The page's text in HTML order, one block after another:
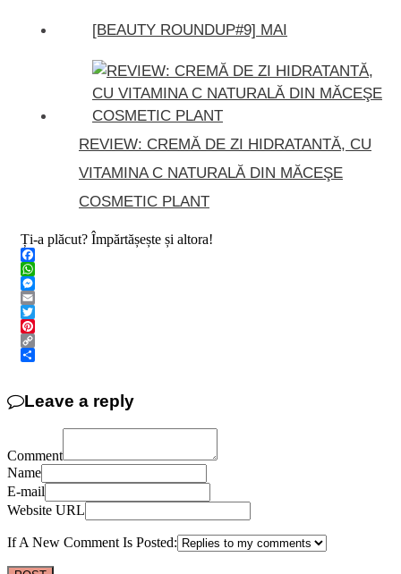
[BEAUTY ROUNDUP#9] MAI
REVIEW: CREMĂ DE ZI HIDRATANTĂ, CU
VITAMINA C NATURALĂ DIN MĂCEŞE
COSMETIC PLANT
Ți-a plăcut? Împărtășește și altora!
Facebook
WhatsApp
Messenger
Email
Twitter
Pinterest
Copy
Leave a reply
Comment
Name
E-mail
Website URL
If A New Comment Is Posted: